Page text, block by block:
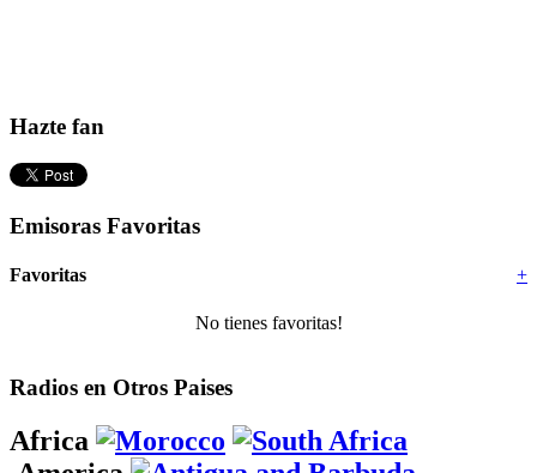
Hazte fan
Emisoras Favoritas
+
Favoritas
No tienes favoritas!
Radios en Otros Paises
Africa